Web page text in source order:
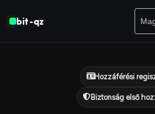
bit-qz
Hozzáférési
Biztonság első